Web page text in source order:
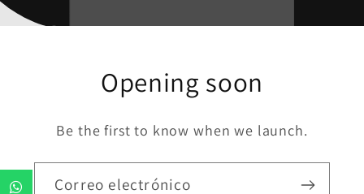
Opening soon
Be the first to know when we launch.
Correo electrónico